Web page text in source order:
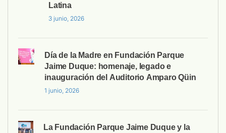
Latina
3 junio, 2026
Día de la Madre en Fundación Parque
Jaime Duque: homenaje, legado e
inauguración del Auditorio Amparo Qüin
1 junio, 2026
La Fundación Parque Jaime Duque y la